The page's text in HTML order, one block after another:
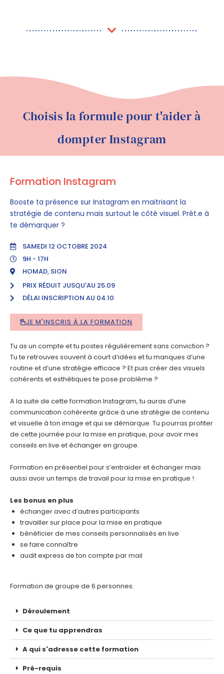
Choisis la formule pour t'aider à
dompter Instagram
Formation Instagram
Booste ta présence sur Instagram en maitrisant la
stratégie de contenu mais surtout le côté visuel. Prêt.e à
te démarquer ?
SAMEDI 12 OCTOBRE 2024
9H - 17H
HOMAD, SION
PRIX RÉDUIT JUSQU'AU 25.09
DÉLAI INSCRIPTION AU 04.10
JE M'INSCRIS À LA FORMATION
Tu as un compte et tu postes régulièrement sans conviction ?
Tu te retrouves souvent à court d’idées et tu manques d’une
routine et d’une stratégie efficace ? Et puis créer des visuels
cohérents et esthétiques te pose problème ?
A la suite de cette formation Instagram, tu auras d’une
communication cohérente grâce à une stratégie de contenu
et visuelle à ton image et qui se démarque. Tu pourras profiter
de cette journée pour la mise en pratique, pour avoir mes
conseils en live et échanger en groupe.
Formation en présentiel pour s’entraider et échanger mais
aussi avoir un temps de travail pour la mise en pratique !
Les bonus en plus
échanger avec d’autres participants
travailler sur place pour la mise en pratique
bénéficier de mes conseils personnalisés en live
se faire connaître
audit express de ton compte par mail
Formation de groupe de 6 personnes.
Déroulement
Ce que tu apprendras
A qui s'adresse cette formation
Pré-requis